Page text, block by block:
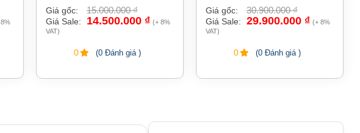
Giá gốc: 15.000.000₫
Giá Sale: 14.500.000 ₫ (+ 8%
VAT)
0 (0 Đánh giá )
512GB
Giá gốc: 30.900.000₫
Giá Sale: 29.900.000 ₫ (+ 8%
VAT)
0 (0 Đánh giá )